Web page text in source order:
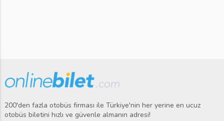
200'den fazla otobüs firması ile Türkiye'nin her yerine en ucuz
otobüs biletini hızlı ve güvenle almanın adresi!